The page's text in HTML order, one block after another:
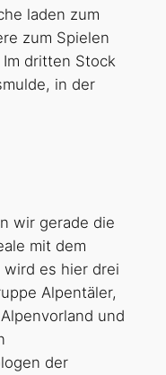
laden zum
zum Spielen
dritten Stock
in der
wir gerade die
mit dem
wird es hier drei
Alpentäler,
und
der